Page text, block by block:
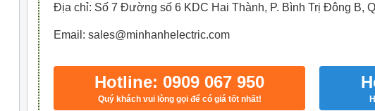
Địa chỉ: Số 7 Đường số 6 KDC Hai Thành, P. Bình Trị Đông B,
Email: sales@minhanhelectric.com
Hotline: 0909 067 950
Quý khách vui lòng gọi để có giá tốt nhất!